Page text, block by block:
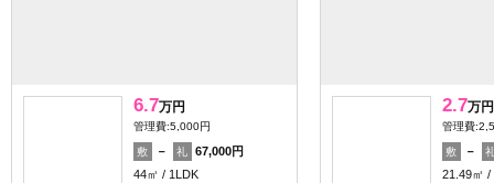
6.7万円
管理費:5,000円
敷 － 礼
67,000円
44㎡
1LDK
2.7万円
管理費
敷 －
21.49㎡